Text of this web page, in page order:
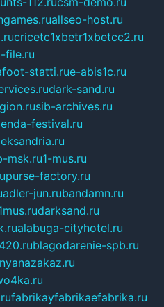
allseo-host.ru
cricetc1xbetr1xbetcc2.ru
file.ru
statti.rue-abis1c.ru
dark-sand.ru
sib-archives.ru
festival.ru
msk.ru1-mus.ru
purse-factory.ru
adler-jun.rubandamn.ru
darksand.ru
alabuga-cityhotel.ru
blagodarenie-spb.ru
fabrikayfabrikaefabrika.ru